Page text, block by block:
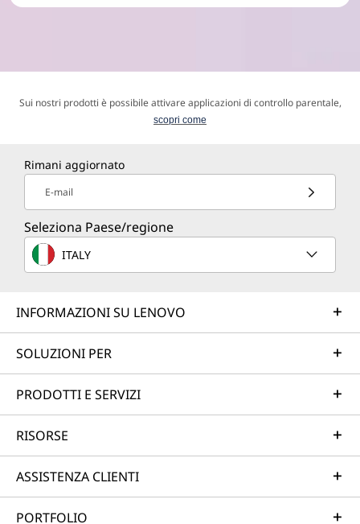
Sui nostri prodotti è possibile attivare applicazioni di controllo parentale,
scopri come
Rimani aggiornato
E-mail
Seleziona Paese/regione
ITALY
INFORMAZIONI SU LENOVO
SOLUZIONI PER
PRODOTTI E SERVIZI
RISORSE
ASSISTENZA CLIENTI
PORTFOLIO